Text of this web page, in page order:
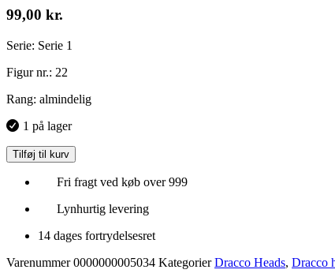
99,00 kr.
Serie: Serie 1
Figur nr.: 22
Rang: almindelig
1 på lager
Tilføj til kurv
Fri fragt ved køb over 999
Lynhurtig levering
14 dages fortrydelsesret
Varenummer0000000005034 Kategorier Dracco Heads, Dracco